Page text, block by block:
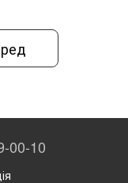
00-10